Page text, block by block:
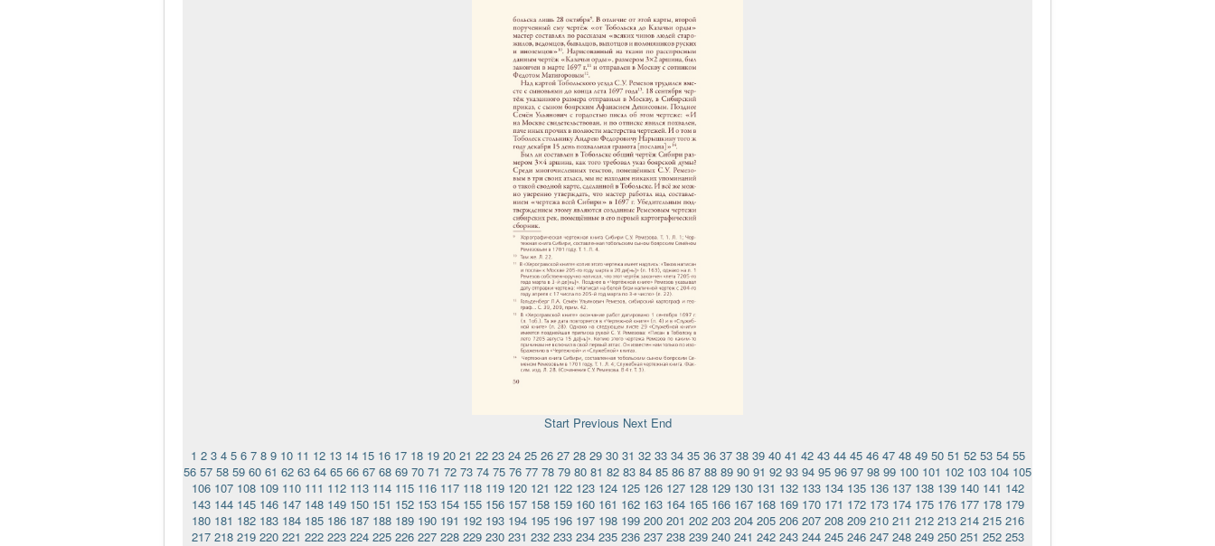
Start Previous Next End
1 2 3 4 5 6 7 8 9 10 11 12 13 14 15 16 17 18 19 20 21 22 23 24 25 26 27 28 29 30 31 32 33 34 35 36 37 38 39 40 41 42 43 44 45 46 47 48 49 50 51 52 53 54 55
56 57 58 59 60 61 62 63 64 65 66 67 68 69 70 71 72 73 74 75 76 77 78 79 80 81 82 83 84 85 86 87 88 89 90 91 92 93 94 95 96 97 98 99 100 101 102 103 104 105
106 107 108 109 110 111 112 113 114 115 116 117 118 119 120 121 122 123 124 125 126 127 128 129 130 131 132 133 134 135 136 137 138 139 140 141 142
143 144 145 146 147 148 149 150 151 152 153 154 155 156 157 158 159 160 161 162 163 164 165 166 167 168 169 170 171 172 173 174 175 176 177 178 179
180 181 182 183 184 185 186 187 188 189 190 191 192 193 194 195 196 197 198 199 200 201 202 203 204 205 206 207 208 209 210 211 212 213 214 215 216
217 218 219 220 221 222 223 224 225 226 227 228 229 230 231 232 233 234 235 236 237 238 239 240 241 242 243 244 245 246 247 248 249 250 251 252 253